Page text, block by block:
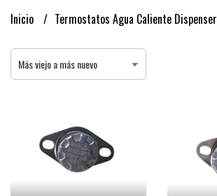
Inicio Termostatos Agua Caliente Dispenser